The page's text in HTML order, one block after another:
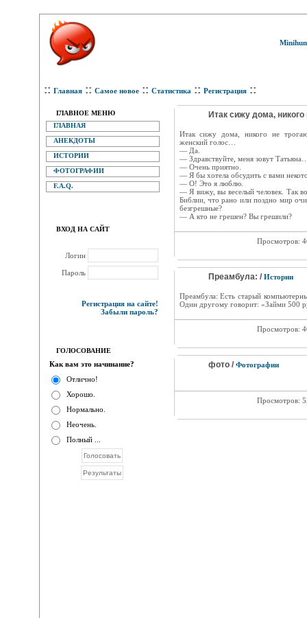
:: Главная :: Самое новое :: Статистика :: Регистрация ::
ГЛАВНОЕ МЕНЮ
ГЛАВНАЯ
АНЕКДОТЫ
ИСТОРИИ
ФОТОГРАФИИ
F.A.Q.
ВХОД НА САЙТ
Логин
Пароль
Регистрация на сайте!
Забыли пароль?
ГОЛОСОВАНИЕ
Как вам это начинание?
Отлично!
Хорошо.
Нормально.
Неочень.
Полный ...
Итак сижу дома,
Итак сижу дома, никого не
женский голос…
— Да.
— Здравствуйте, меня зовут
— Очень приятно.
— Я бы хотела обсудить с вами
— О! Это я люблю.
— Я вижу, вы веселый человек. Так
Библии, что рано или поздно мир
безгрешные?
— А кто не грешен? Вы грешили?
Просмотров:
Преамбула: / Истории
Преамбула: Есть старый
Один другому говорит: «Займи 500
Просмотров:
фото / Фотографии
Просмотров: